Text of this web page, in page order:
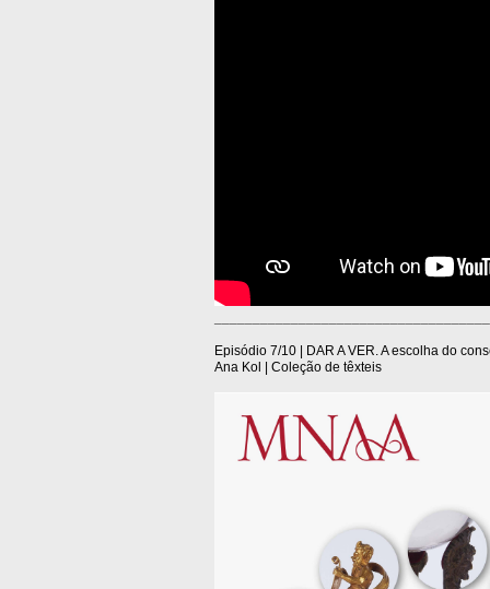
Episódio 7/10 | DAR A VER. A escolha do
Ana Kol | Coleção de têxteis